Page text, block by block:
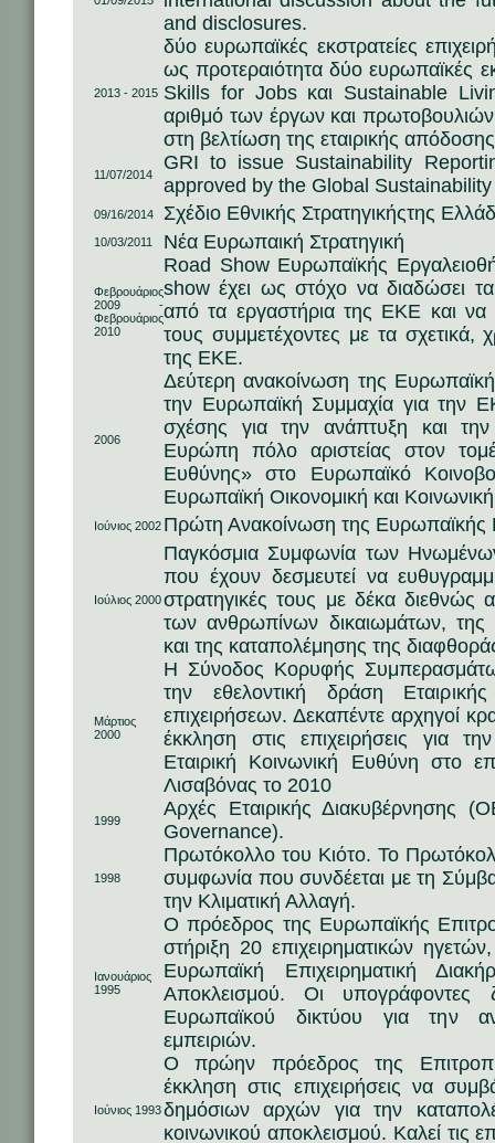
and disclosures.
2013 - 2015
δύο ευρωπαϊκές εκστρατείες
ως προτεραιότητα δύο ευρωπαϊκές
Skills for Jobs και Sustainable
αριθμό των έργων και
στη βελτίωση της εταιρικής απόδοσης
11/07/2014
GRI to issue Sustainability
approved by the Global
09/16/2014 Σχέδιο Εθνικής Στρατηγικήςτης
10/03/2011 Νέα Ευρωπαική Στρατηγική
Φεβρουάριος
2009 -
Φεβρουάριος
2010
Road Show Ευρωπαϊκής
show έχει ως στόχο να διαδώσει
από τα εργαστήρια της ΕΚΕ και να
τους συμμετέχοντες με τα σχετικά,
της ΕΚΕ.
2006
Δεύτερη ανακοίνωση της
την Ευρωπαϊκή Συμμαχία για την
σχέσης για την ανάπτυξη και
Ευρώπη πόλο αριστείας στον
Ευθύνης» στο Ευρωπαϊκό
Ευρωπαϊκή Οικονομική και
Ιούνιος 2002 Πρώτη Ανακοίνωση της Ευρωπαϊκής
Ιούλιος 2000
Παγκόσμια Συμφωνία των Ηνωμένων
που έχουν δεσμευτεί να
στρατηγικές τους με δέκα διεθνώς
των ανθρωπίνων δικαιωμάτων, της
και της καταπολέμησης της
Μάρτιος
2000
Η Σύνοδος Κορυφής
την εθελοντική δράση
επιχειρήσεων. Δεκαπέντε αρχηγοί
έκκληση στις επιχειρήσεις για
Εταιρική Κοινωνική Ευθύνη στο
Λισαβόνας το 2010
1999
Αρχές Εταιρικής Διακυβέρνησης
Governance).
1998
Πρωτόκολλο του Κιότο. Το
συμφωνία που συνδέεται με τη
την Κλιματική Αλλαγή.
Ιανουάριος
1995
Ο πρόεδρος της Ευρωπαϊκής
στήριξη 20 επιχειρηματικών
Ευρωπαϊκή Επιχειρηματική
Αποκλεισμού. Οι υπογράφοντες
Ευρωπαϊκού δικτύου για την
εμπειριών.
Ιούνιος 1993
Ο πρώην πρόεδρος της
έκκληση στις επιχειρήσεις να
δημόσιων αρχών για την
κοινωνικού αποκλεισμού. Καλεί τις